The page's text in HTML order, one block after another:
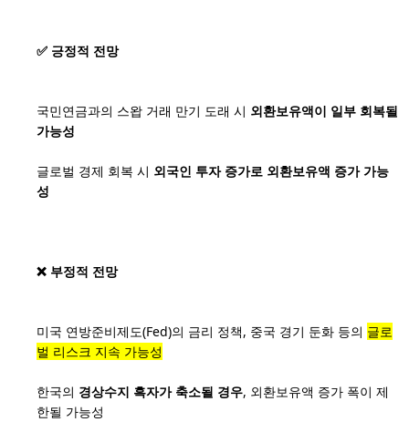
✅ 긍정적 전망
국민연금과의 스왑 거래 만기 도래 시 외환보유액이 일부 회복될
가능성
글로벌 경제 회복 시 외국인 투자 증가로 외환보유액 증가 가능
성
❌ 부정적 전망
미국 연방준비제도(Fed)의 금리 정책, 중국 경기 둔화 등의 글로
벌 리스크 지속 가능성
한국의 경상수지 흑자가 축소될 경우, 외환보유액 증가 폭이 제
한될 가능성